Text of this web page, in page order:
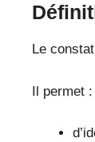
Le
Il permet :